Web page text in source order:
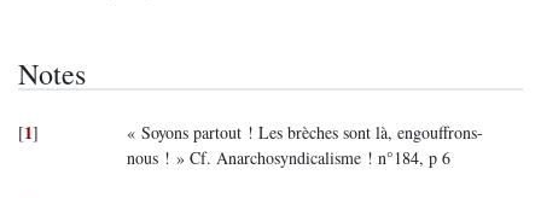
Notes
[1]
« Soyons partout ! Les brèches sont là, engouffrons-
nous ! » Cf. Anarchosyndicalisme ! n°184, p 6